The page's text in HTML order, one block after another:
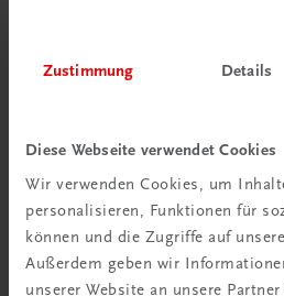
Zustimmung Details
Diese Webseite verwendet Cookies
Wir verwenden Cookies, um
personalisieren, Funktionen für
können und die Zugriffe auf
Außerdem geben wir
unserer Website an unsere
Die Hohe Schule des Kochens
Institut Paul Bocuse. Grundlagen,
€ 51,40